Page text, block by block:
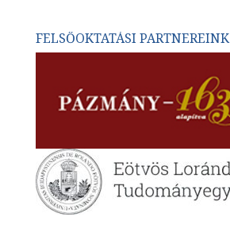
FELSŐOKTATÁSI PARTNEREINK